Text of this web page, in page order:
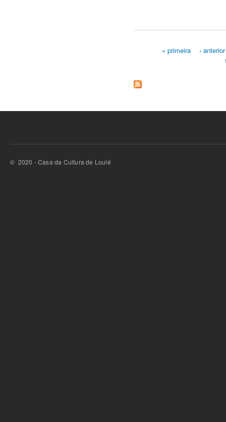
« primeira
‹ anterior
© 2020 - Casa da Cultura de Loulé